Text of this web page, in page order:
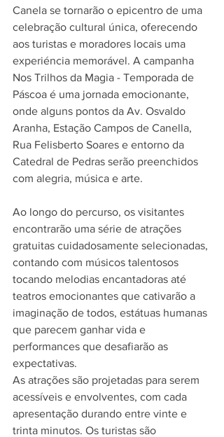
Canela se tornarão o epicentro de uma
celebração cultural única, oferecendo
aos turistas e moradores locais uma
experiéncia memorável. A campanha
Nos Trilhos da Magia - Temporada de
Páscoa é uma jornada emocionante,
onde alguns pontos da Av. Osvaldo
Aranha, Estação Campos de Canella,
Rua Felisberto Soares e entorno da
Catedral de Pedras serão preenchidos
com alegria, música e arte.
Ao longo do percurso, os visitantes
encontrarão uma série de atrações
gratuitas cuidadosamente selecionadas,
contando com músicos talentosos
tocando melodias encantadoras até
teatros emocionantes que cativarão a
imaginação de todos, estátuas humanas
que parecem ganhar vida e
performances que desafiarão as
expectativas.
As atrações são projetadas para serem
acessíveis e envolventes, com cada
apresentação durando entre vinte e
trinta minutos. Os turistas são